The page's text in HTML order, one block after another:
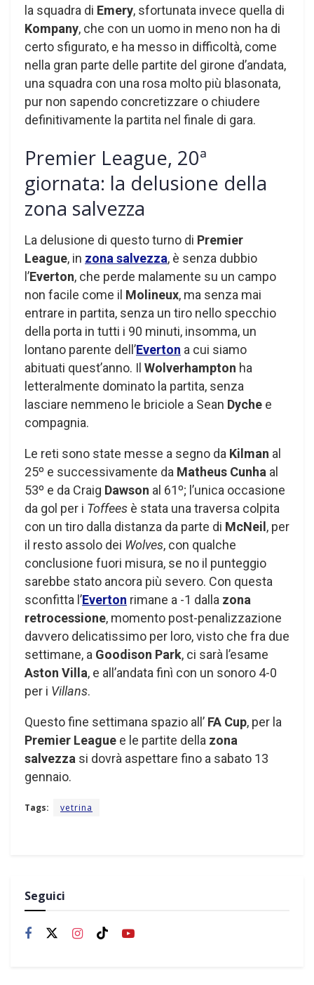
la squadra di Emery, sfortunata invece quella di
Kompany, che con un uomo in meno non ha di
certo sfigurato, e ha messo in difficoltà, come
nella gran parte delle partite del girone d’andata,
una squadra con una rosa molto più blasonata,
pur non sapendo concretizzare o chiudere
definitivamente la partita nel finale di gara.
Premier League, 20ª
giornata: la delusione della
zona salvezza
La delusione di questo turno di Premier
League, in zona salvezza, è senza dubbio
l’Everton, che perde malamente su un campo
non facile come il Molineux, ma senza mai
entrare in partita, senza un tiro nello specchio
della porta in tutti i 90 minuti, insomma, un
lontano parente dell’Everton a cui siamo
abituati quest’anno. Il Wolverhampton ha
letteralmente dominato la partita, senza
lasciare nemmeno le briciole a Sean Dyche e
compagnia.
Le reti sono state messe a segno da Kilman al
25º e successivamente da Matheus Cunha al
53º e da Craig Dawson al 61º; l’unica occasione
da gol per i Toffees è stata una traversa colpita
con un tiro dalla distanza da parte di McNeil, per
il resto assolo dei Wolves, con qualche
conclusione fuori misura, se no il punteggio
sarebbe stato ancora più severo. Con questa
sconfitta l’Everton rimane a -1 dalla zona
retrocessione, momento post-penalizzazione
davvero delicatissimo per loro, visto che fra due
settimane, a Goodison Park, ci sarà l’esame
Aston Villa, e all’andata finì con un sonoro 4-0
per i Villans.
Questo fine settimana spazio all’ FA Cup, per la
Premier League e le partite della zona
salvezza si dovrà aspettare fino a sabato 13
gennaio.
Tags: vetrina
Seguici